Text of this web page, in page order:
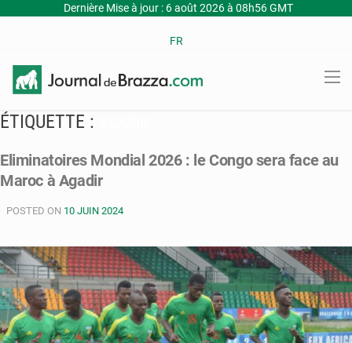
Dernière Mise à jour : 6 août 2026 à 08h56 GMT
FR
ÉTIQUETTE :
Eliminatoires Mondial 2026 : le Congo sera face au
Maroc à Agadir
POSTED ON 10 JUIN 2024